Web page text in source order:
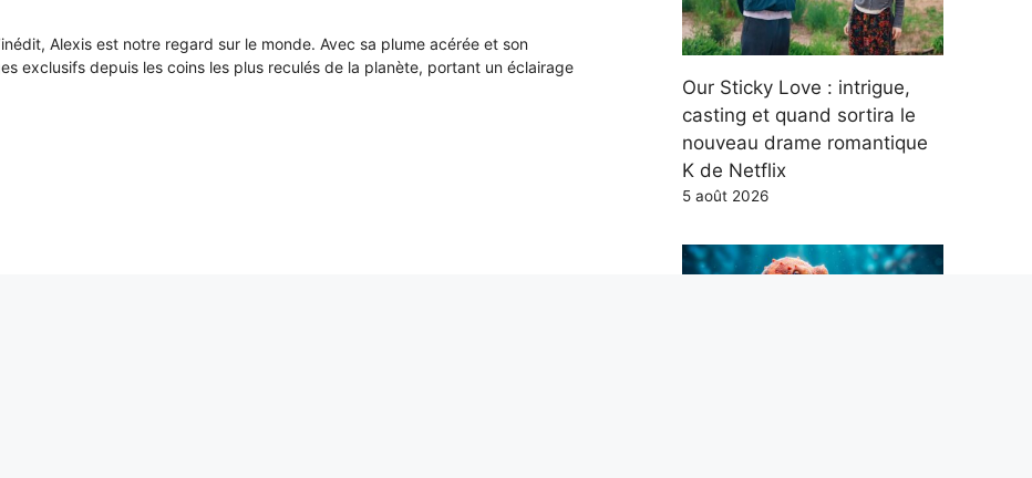
Alexis est notre regard sur le monde. Avec sa plume acérée et son
exclusifs depuis les coins les plus reculés de la planète, portant un éclairage
Our Sticky Love : intrigue,
casting et quand sortira le
nouveau drame romantique
K de Netflix
5 août 2026